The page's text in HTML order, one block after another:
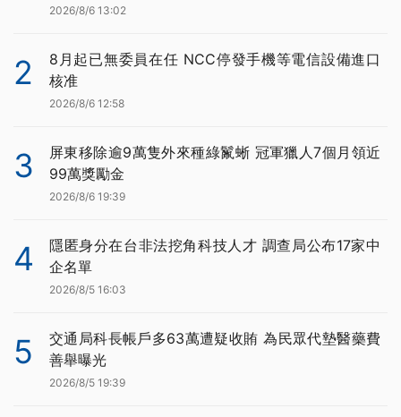
2026/8/6 13:02
2
8月起已無委員在任 NCC停發手機等電信設備進口
核准
2026/8/6 12:58
3
屏東移除逾9萬隻外來種綠鬣蜥 冠軍獵人7個月領近
99萬獎勵金
2026/8/6 19:39
4
隱匿身分在台非法挖角科技人才 調查局公布17家中
企名單
2026/8/5 16:03
5
交通局科長帳戶多63萬遭疑收賄 為民眾代墊醫藥費
善舉曝光
2026/8/5 19:39